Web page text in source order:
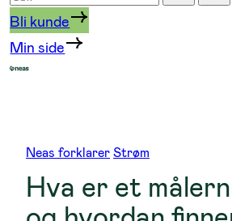
etter
Bli kunde
Min side
Neas forklarerStrøm
Hva er et